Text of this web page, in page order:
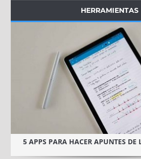
HERRAMIENTAS
5 APPS PARA HACER APUNTES DE